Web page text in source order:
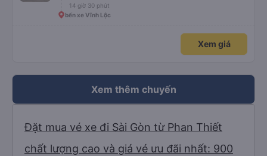
14 giờ 30 phút
bến xe Vĩnh Lộc
Xem giá
Xem thêm chuyến
Đặt mua vé xe đi Sài Gòn từ Phan Thiết
chất lượng cao và giá vé ưu đãi nhất: 900